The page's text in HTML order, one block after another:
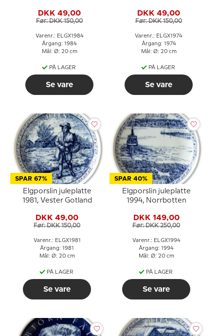
DKK 49,00
Før: DKK 150,00
Varenr.: ELGX1984
Årgang: 1984
Mål: Ø: 20 cm
PÅ LAGER
Se vare
DKK 49,00
Før: DKK 150,00
Varenr.: ELGX1974
Årgang: 1974
Mål: Ø: 20 cm
PÅ LAGER
Se vare
SPAR 67%
Elgporslin juleplatte
1981, Vester Gotland
DKK 49,00
Før: DKK 150,00
Varenr.: ELGX1981
Årgang: 1981
Mål: Ø: 20 cm
PÅ LAGER
Se vare
SPAR 40%
Elgporslin juleplatte
1994, Norrbotten
DKK 149,00
Før: DKK 250,00
Varenr.: ELGX1994
Årgang: 1994
Mål: Ø: 20 cm
PÅ LAGER
Se vare